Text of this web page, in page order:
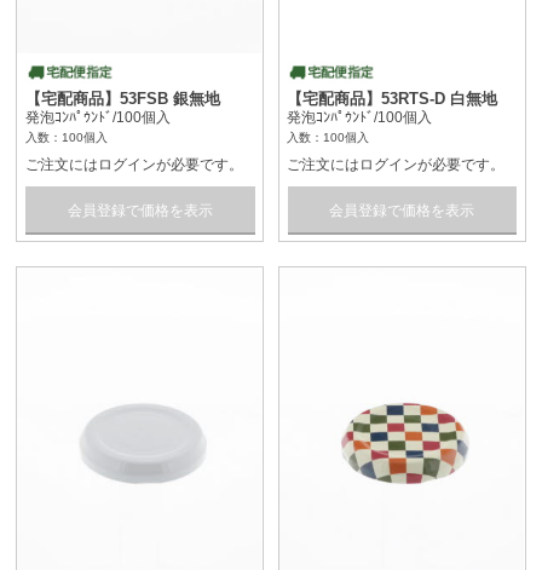
【宅配商品】53FSB 銀無地
発泡ｺﾝﾊﾟｳﾝﾄﾞ/100個入
入数：100個入
ご注文にはログインが必要です。
会員登録で価格を表示
【宅配商品】53RTS-D 白無地
発泡ｺﾝﾊﾟｳﾝﾄﾞ/100個入
入数：100個入
ご注文にはログインが必要です。
会員登録で価格を表示